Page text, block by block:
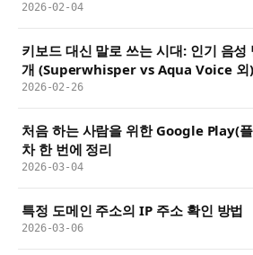
2026-02-04
키보드 대신 말로 쓰는 시대: 인기 음
개 (Superwhisper vs Aqua Voice 외)
2026-02-26
처음 하는 사람을 위한 Google Play(
차 한 번에 정리
2026-03-04
특정 도메인 주소의 IP 주소 확인 방법
2026-03-06